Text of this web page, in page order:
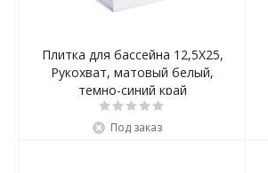
Плитка для бассейна 12,5Х25,
Рукохват, матовый белый,
темно-синий край
Под заказ